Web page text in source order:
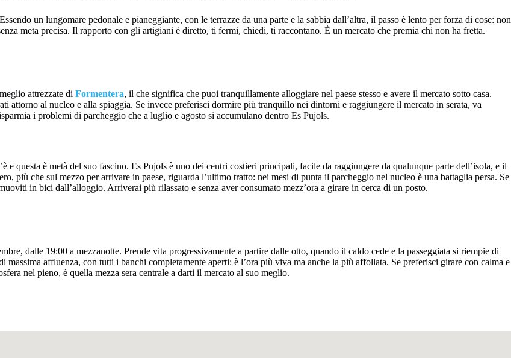
un lungomare pedonale e pianeggiante, con le terrazze da una parte e la sabbia dall’altra, il passo è lento per forza di cose: non
meta precisa. Il rapporto con gli artigiani è diretto, ti fermi, chiedi, ti raccontano. È un mercato che premia chi non ha fretta.
attrezzate di Formentera, il che significa che puoi tranquillamente alloggiare nel paese stesso e avere il mercato sotto casa.
attorno al nucleo e alla spiaggia. Se invece preferisci dormire più tranquillo nei dintorni e raggiungere il mercato in serata, va
i problemi di parcheggio che a luglio e agosto si accumulano dentro Es Pujols.
e questa è metà del suo fascino. Es Pujols è uno dei centri costieri principali, facile da raggiungere da qualunque parte dell’isola, e il
più che sul mezzo per arrivare in paese, riguarda l’ultimo tratto: nei mesi di punta il parcheggio nel nucleo è una battaglia persa. Se
in bici dall’alloggio. Arriverai più rilassato e senza aver consumato mezz’ora a girare in cerca di un posto.
dalle 19:00 a mezzanotte. Prende vita progressivamente a partire dalle otto, quando il caldo cede e la passeggiata si riempie di
affluenza, con tutti i banchi completamente aperti: è l’ora più viva ma anche la più affollata. Se preferisci girare con calma e
nel pieno, è quella mezza sera centrale a darti il mercato al suo meglio.